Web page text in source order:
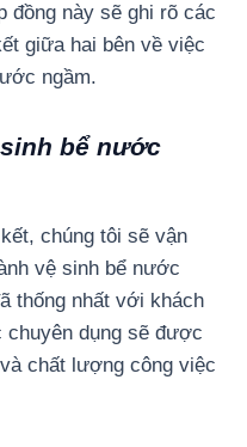
đồng này sẽ ghi rõ các
giữa hai bên về việc
ngầm.
bể nước
chúng tôi sẽ vận
vệ sinh bể nước
thống nhất với khách
chuyên dụng sẽ được
chất lượng công việc